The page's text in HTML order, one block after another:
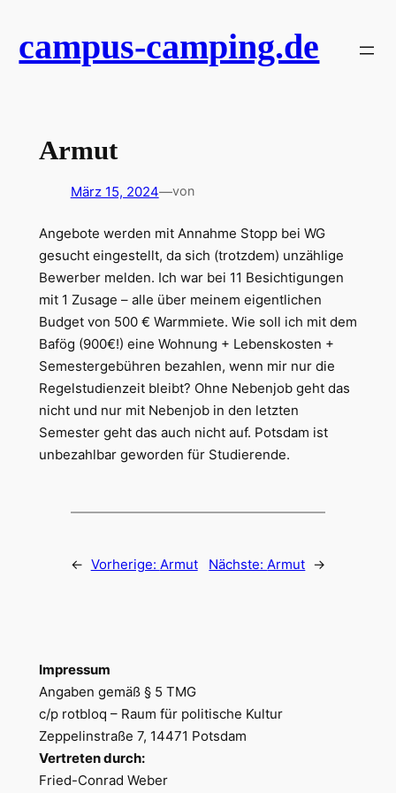
Inhalt
springen
campus-camping.de
Armut
März 15, 2024—von
Angebote werden mit Annahme Stopp bei WG
gesucht eingestellt, da sich (trotzdem) unzählige
Bewerber melden. Ich war bei 11 Besichtigungen
mit 1 Zusage – alle über meinem eigentlichen
Budget von 500 € Warmmiete. Wie soll ich mit dem
Bafög (900€!) eine Wohnung + Lebenskosten +
Semestergebühren bezahlen, wenn mir nur die
Regelstudienzeit bleibt? Ohne Nebenjob geht das
nicht und nur mit Nebenjob in den letzten
Semester geht das auch nicht auf. Potsdam ist
unbezahlbar geworden für Studierende.
← Vorherige: Armut Nächste:Armut →
Impressum
Angaben gemäß § 5 TMG
c/p rotbloq – Raum für politische Kultur
Zeppelinstraße 7, 14471 Potsdam
Vertreten durch:
Fried-Conrad Weber